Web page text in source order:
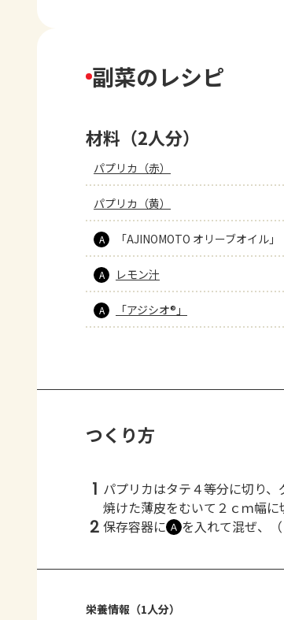
副菜のレシピ
材料（2人分）
パプリカ（赤）
パプリカ（黄）
A 「AJINOMOTO オリーブオイル」
A レモン汁
A 「アジシオ®」
つくり方
1 パプリカはタテ４等分に切り、
焼けた薄皮をむいて２ｃｍ幅に
2 保存容器に Ａ を入れて混ぜ、
栄養情報（1人分）